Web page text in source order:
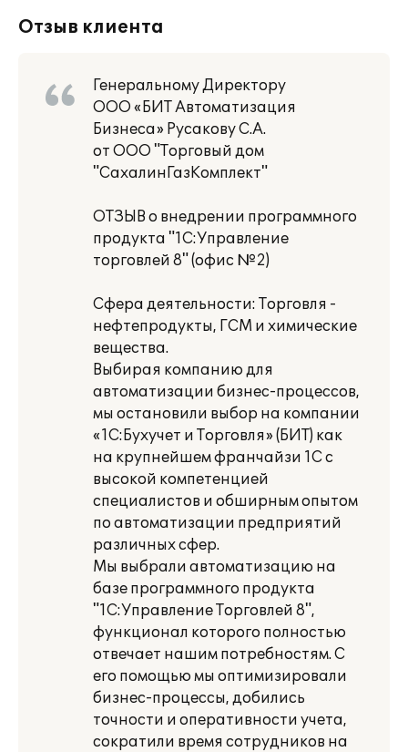
Отзыв клиента
Генеральному Директору
ООО «БИТ Автоматизация
Бизнеса» Русакову С.А.
от ООО "Торговый дом
"СахалинГазКомплект"
ОТЗЫВ о внедрении программного
продукта "1С:Управление
торговлей 8" (офис №2)
Сфера деятельности: Торговля -
нефтепродукты, ГСМ и химические
вещества.
Выбирая компанию для
автоматизации бизнес-процессов,
мы остановили выбор на компании
«1С:Бухучет и Торговля» (БИТ) как
на крупнейшем франчайзи 1С с
высокой компетенцией
специалистов и обширным опытом
по автоматизации предприятий
различных сфер.
Мы выбрали автоматизацию на
базе программного продукта
"1С:Управление Торговлей 8",
функционал которого полностью
отвечает нашим потребностям. С
его помощью мы оптимизировали
бизнес-процессы, добились
точности и оперативности учета,
сократили время сотрудников на